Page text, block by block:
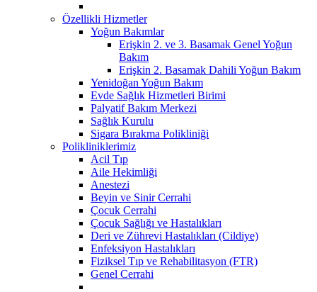
Özellikli Hizmetler
Yoğun Bakımlar
Erişkin 2. ve 3. Basamak Genel Yoğun
Bakım
Erişkin 2. Basamak Dahili Yoğun Bakım
Yenidoğan Yoğun Bakım
Evde Sağlık Hizmetleri Birimi
Palyatif Bakım Merkezi
Sağlık Kurulu
Sigara Bırakma Polikliniği
Polikliniklerimiz
Acil Tıp
Aile Hekimliği
Anestezi
Beyin ve Sinir Cerrahi
Çocuk Cerrahi
Çocuk Sağlığı ve Hastalıkları
Deri ve Zührevi Hastalıkları (Cildiye)
Enfeksiyon Hastalıkları
Fiziksel Tıp ve Rehabilitasyon (FTR)
Genel Cerrahi